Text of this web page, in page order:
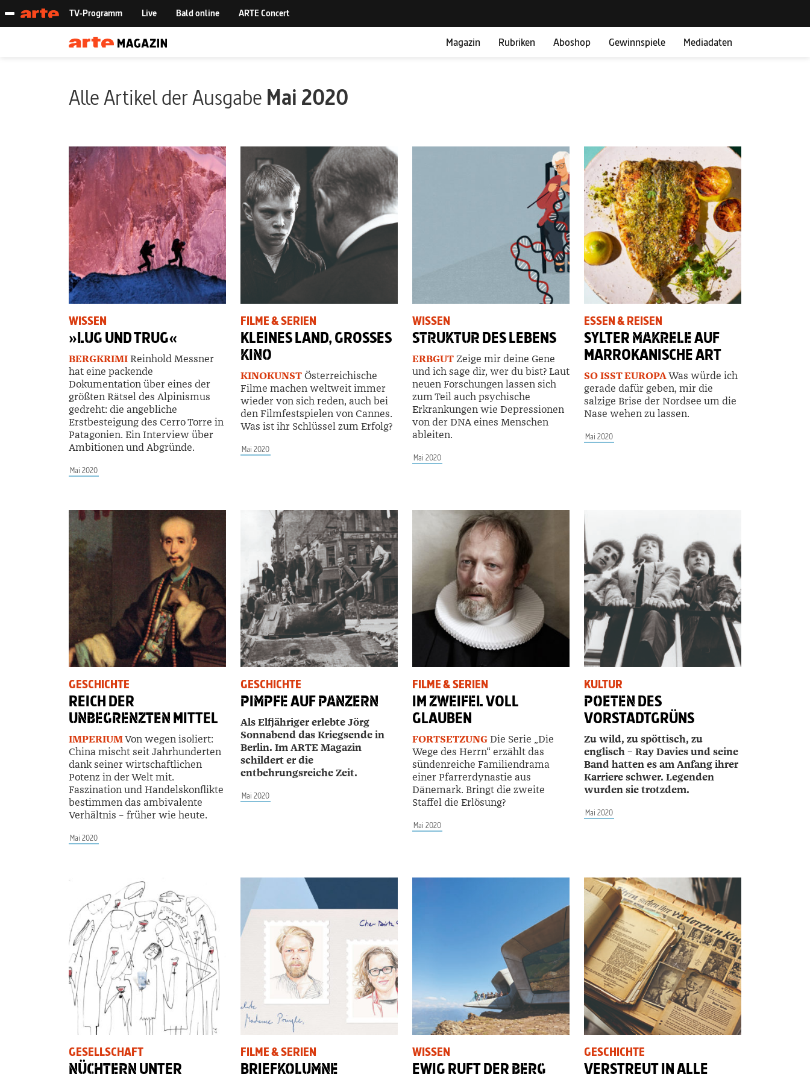
Magazin Rubriken Aboshop Gewinnspiele Mediadaten
Alle Artikel der Ausgabe Mai 2020
WISSEN
»LUGUND TRUG«
BERGKRIMIReinhold Messner
hat eine packende
Dokumentation über eines der
größten Rätsel des Alpinismus
gedreht: die angebliche
Erstbesteigung des Cerro Torre in
Patagonien. Ein Interview über
Ambitionen und Abgründe.
Mai 2020
FILME & SERIEN
KLEINES LAND, GROSSES
KINO
KINOKUNSTÖsterreichische
Filme machen weltweit immer
wieder von sich reden, auch bei
den Filmfestspielen von Cannes.
Was ist ihr Schlüssel zum Erfolg?
Mai 2020
WISSEN
STRUKTURDES LEBENS
ERBGUTZeige mir deine Gene
und ich sage dir, wer du bist? Laut
neuen Forschungen lassen sich
zum Teil auch psychische
Erkrankungen wie Depressionen
von der DNA eines Menschen
ableiten.
Mai 2020
ESSEN & REISEN
SYLTERMAKRELEAUF
MARROKANISCHE ART
SO ISST EUROPAWas würde ich
gerade dafür geben, mir die
salzige Brise der Nordsee um die
Nase wehen zu lassen.
Mai 2020
GESCHICHTE
REICH DER
UNBEGRENZTENMITTEL
IMPERIUMVon wegen isoliert:
China mischt seit Jahrhunderten
dank seiner wirtschaftlichen
Potenz in der Welt mit.
Faszination und Handelskonflikte
bestimmen das ambivalente
Verhältnis – früher wie heute.
Mai 2020
GESCHICHTE
PIMPFEAUFPANZERN
Als Elfjähriger erlebte Jörg
Sonnabend das Kriegsende in
Berlin. Im ARTE Magazin
schildert er die
entbehrungsreiche Zeit.
Mai 2020
FILME & SERIEN
IMZWEIFELVOLL
GLAUBEN
FORTSETZUNGDie Serie „Die
Wege des Herrn“ erzählt das
sündenreiche Familiendrama
einer Pfarrerdynastie aus
Dänemark. Bringt die zweite
Staffel die Erlösung?
Mai 2020
KULTUR
POETENDES
VORSTADTGRÜNS
Zu wild, zu spöttisch, zu
englisch – Ray Davies und seine
Band hatten es am Anfang ihrer
Karriere schwer. Legenden
wurden sie trotzdem.
Mai 2020
GESELLSCHAFT
NÜCHTERNUNTER
FILME & SERIEN
BRIEFKOLUMNE
WISSEN
EWIG RUFT DERBERG
GESCHICHTE
VERSTREUT IN ALLE